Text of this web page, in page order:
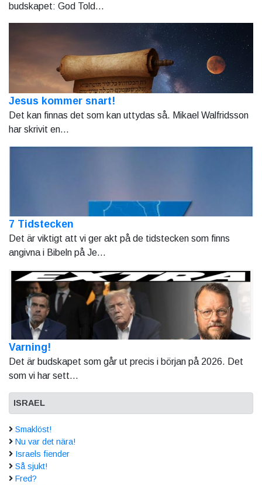
budskapet: God Told...
Jesus kommer snart!
Det kan finnas det som kan uttydas så. Mikael Walfridsson
har skrivit en...
7 Tidstecken
Det är viktigt att vi ger akt på de tidstecken som finns
angivna i Bibeln på Je...
Varning!
Det är budskapet som går ut precis i början på 2026. Det
som vi har sett...
ISRAEL
Smaklöst!
Nu var det nära!
Israels fiender
Så sjukt!
Fred?